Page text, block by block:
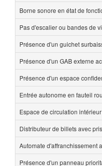
Borne sonore en état de
Pas d'escalier ou bandes de
Présence d'un guichet
Présence d'un GAB externe
Présence d'un espace
Entrée autonome en fauteil
Espace de circulation
Distributeur de billets avec
Automate d'affranchissement
Présence d'un panneau